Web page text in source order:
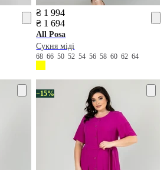
₴ 1 994
₴ 1 694
All Posa
Сукня міді
68665052545658606264
−15%